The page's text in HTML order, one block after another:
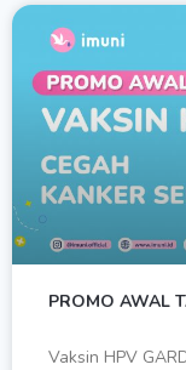
PROMO AWAL
Vaksin HPV